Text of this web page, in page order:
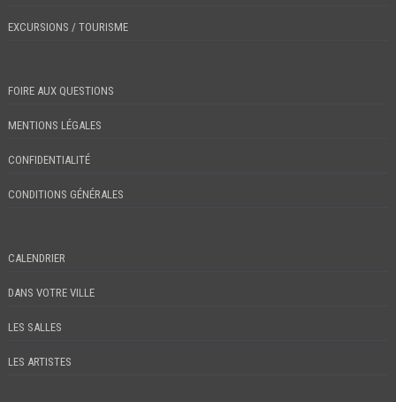
EXCURSIONS / TOURISME
FOIRE AUX QUESTIONS
MENTIONS LÉGALES
CONFIDENTIALITÉ
CONDITIONS GÉNÉRALES
CALENDRIER
DANS VOTRE VILLE
LES SALLES
LES ARTISTES